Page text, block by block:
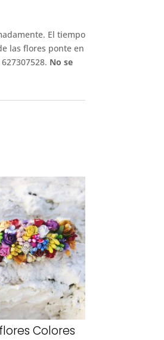
El tiempo
las flores ponte en
No se
Colores